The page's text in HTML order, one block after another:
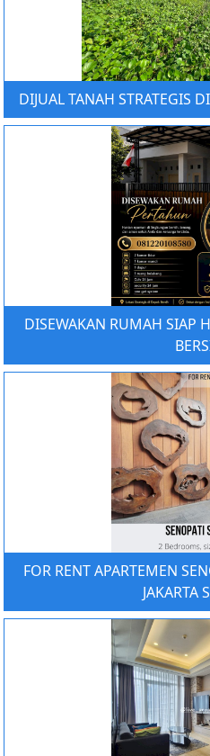
DIJUAL TANAH STRATEGIS
DISEWAKAN RUMAH SIAP
FOR RENT APARTEMEN
JAKARTA